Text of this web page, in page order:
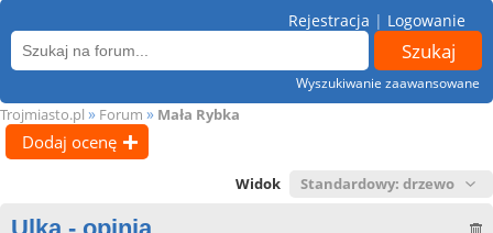
Wyszukiwanie zaawansowane
Rejestracja | Logowanie
Trojmiasto.pl » Forum » Mała Rybka
Dodaj ocenę
Widok